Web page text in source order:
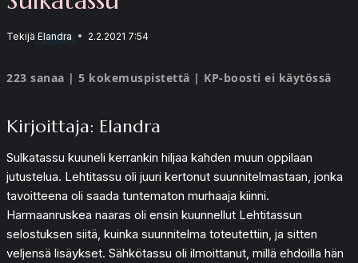
Tekijä Elandra 2.2.2021 7:54
223 sanaa | 5 kokemuspistettä | KP-boosti ei käytössä
Kirjoittaja: Elandra
Sulkatassu kuuneli kerrankin hiljaa kahden muun oppilaan
jutustelua. Lehtitassu oli juuri kertonut suunnitelmastaan, jonka
tavoitteena oli saada tuntematon murhaaja kiinni.
Harmaanruskea naaras oli ensin kuunnellut Lehtitassun
selostuksen siitä, kuinka suunnitelma toteutettiin, ja sitten
veljensä lisäykset. Sähkötassu oli ilmoittanut, millä ehdoilla hän